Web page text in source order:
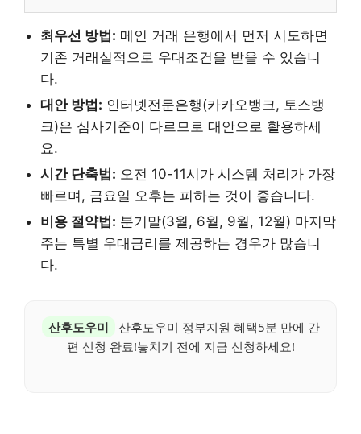
최우선 방법: 메인 거래 은행에서 먼저 시도하면
기존 거래실적으로 우대조건을 받을 수 있습니
다.
대안 방법: 인터넷전문은행(카카오뱅크, 토스뱅
크)은 심사기준이 다르므로 대안으로 활용하세
요.
시간 단축법: 오전 10-11시가 시스템 처리가 가장
빠르며, 금요일 오후는 피하는 것이 좋습니다.
비용 절약법: 분기말(3월, 6월, 9월, 12월) 마지막
주는 특별 우대금리를 제공하는 경우가 많습니
다.
산후도우미
산후도우미 정부지원 혜택5분 만에 간
편 신청 완료!놓치기 전에 지금 신청하세요!